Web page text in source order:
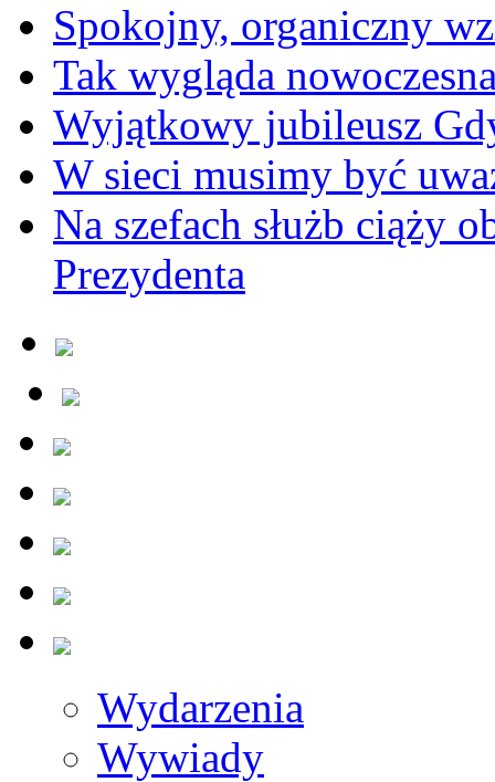
Spokojny, organiczny
Tak wygląda
Wyjątkowy jubileusz
W sieci musimy być
Na szefach służb ciąży
Prezydenta
Wydarzenia
Wywiady